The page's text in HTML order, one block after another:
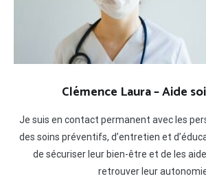
Clémence Laura – Aide
Je suis en contact permanent avec les
des soins préventifs, d’entretien et
de sécuriser leur bien-être et de les
retrouver leur